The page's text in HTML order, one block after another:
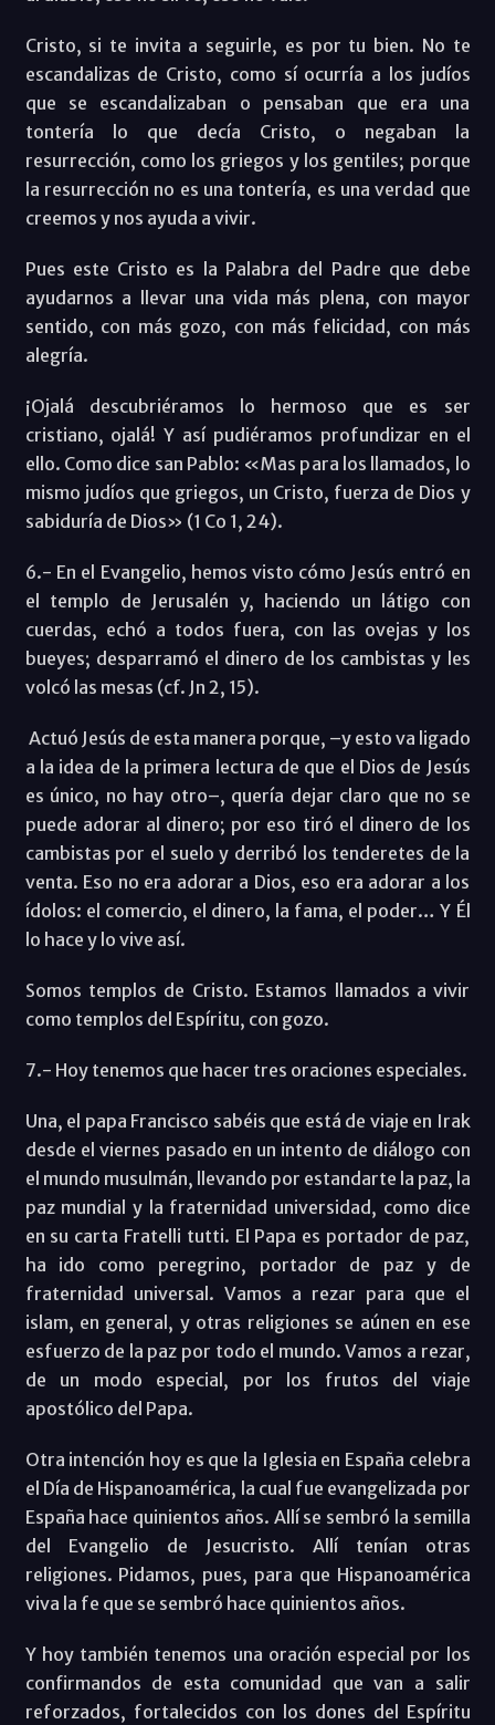
Cristo, si te invita a seguirle, es por tu bien. No te
escandalizas de Cristo, como sí ocurría a los judíos
que se escandalizaban o pensaban que era una
tontería lo que decía Cristo, o negaban la
resurrección, como los griegos y los gentiles; porque
la resurrección no es una tontería, es una verdad que
creemos y nos ayuda a vivir.
Pues este Cristo es la Palabra del Padre que debe
ayudarnos a llevar una vida más plena, con mayor
sentido, con más gozo, con más felicidad, con más
alegría.
¡Ojalá descubriéramos lo hermoso que es ser
cristiano, ojalá! Y así pudiéramos profundizar en el
ello. Como dice san Pablo: «Mas para los llamados, lo
mismo judíos que griegos, un Cristo, fuerza de Dios y
sabiduría de Dios» (1 Co 1, 24).
6.- En el Evangelio, hemos visto cómo Jesús entró en
el templo de Jerusalén y, haciendo un látigo con
cuerdas, echó a todos fuera, con las ovejas y los
bueyes; desparramó el dinero de los cambistas y les
volcó las mesas (cf. Jn 2, 15).
Actuó Jesús de esta manera porque, –y esto va ligado
a la idea de la primera lectura de que el Dios de Jesús
es único, no hay otro–, quería dejar claro que no se
puede adorar al dinero; por eso tiró el dinero de los
cambistas por el suelo y derribó los tenderetes de la
venta. Eso no era adorar a Dios, eso era adorar a los
ídolos: el comercio, el dinero, la fama, el poder… Y Él
lo hace y lo vive así.
Somos templos de Cristo. Estamos llamados a vivir
como templos del Espíritu, con gozo.
7.- Hoy tenemos que hacer tres oraciones especiales.
Una, el papa Francisco sabéis que está de viaje en Irak
desde el viernes pasado en un intento de diálogo con
el mundo musulmán, llevando por estandarte la paz, la
paz mundial y la fraternidad universidad, como dice
en su carta Fratelli tutti. El Papa es portador de paz,
ha ido como peregrino, portador de paz y de
fraternidad universal. Vamos a rezar para que el
islam, en general, y otras religiones se aúnen en ese
esfuerzo de la paz por todo el mundo. Vamos a rezar,
de un modo especial, por los frutos del viaje
apostólico del Papa.
Otra intención hoy es que la Iglesia en España celebra
el Día de Hispanoamérica, la cual fue evangelizada por
España hace quinientos años. Allí se sembró la semilla
del Evangelio de Jesucristo. Allí tenían otras
religiones. Pidamos, pues, para que Hispanoamérica
viva la fe que se sembró hace quinientos años.
Y hoy también tenemos una oración especial por los
confirmandos de esta comunidad que van a salir
reforzados, fortalecidos con los dones del Espíritu